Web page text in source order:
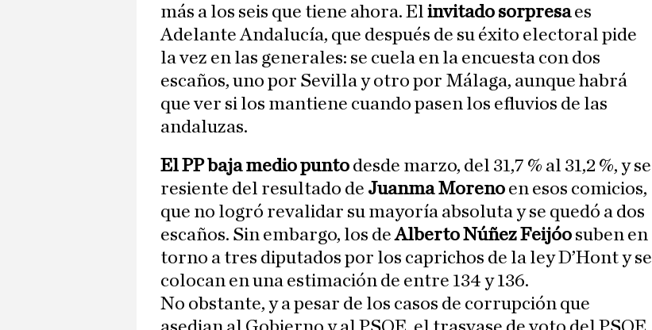
más a los seis que tiene ahora. El invitado sorpresaes
Adelante Andalucía, que después de su éxito electoral pide
la vez en las generales: se cuela en la encuesta con dos
escaños, uno por Sevilla y otro por Málaga, aunque habrá
que ver si los mantiene cuando pasen los efluvios de las
andaluzas.
El PP baja medio punto desde marzo, del 31,7 % al 31,2 %, y se
resiente del resultado de Juanma Moreno en esos comicios,
que no logró revalidar su mayoría absoluta y se quedó a dos
escaños. Sin embargo, los deAlberto Núñez Feijóo suben en
torno a tres diputados por los caprichos de la ley D’Hont y se
colocan en una estimación de entre 134 y 136.
No obstante, y a pesar de los casos de corrupción que